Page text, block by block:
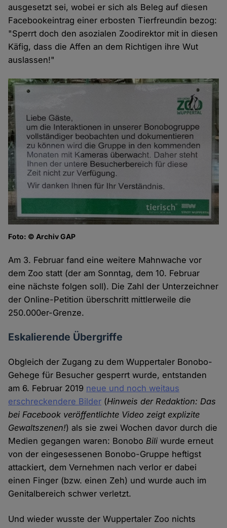
ausgesetzt sei, wobei er sich als Beleg auf diesen
Facebookeintrag einer erbosten Tierfreundin bezog:
"Sperrt doch den asozialen Zoodirektor mit in diesen
Käfig, dass die Affen an dem Richtigen ihre Wut
auslassen!"
Foto: © Archiv GAP
Am 3. Februar fand eine weitere Mahnwache vor
dem Zoo statt (der am Sonntag, dem 10. Februar
eine nächste folgen soll). Die Zahl der Unterzeichner
der Online-Petition überschritt mittlerweile die
250.000er-Grenze.
Eskalierende Übergriffe
Obgleich der Zugang zu dem Wuppertaler Bonobo-
Gehege für Besucher gesperrt wurde, entstanden
am 6. Februar 2019 neue und noch weitaus
erschreckendere Bilder (Hinweis der Redaktion: Das
bei Facebook veröffentlichte Video zeigt explizite
Gewaltszenen!) als sie zwei Wochen davor durch die
Medien gegangen waren: Bonobo Bili wurde erneut
von der eingesessenen Bonobo-Gruppe heftigst
attackiert, dem Vernehmen nach verlor er dabei
einen Finger (bzw. einen Zeh) und wurde auch im
Genitalbereich schwer verletzt.
Und wieder wusste der Wuppertaler Zoo nichts